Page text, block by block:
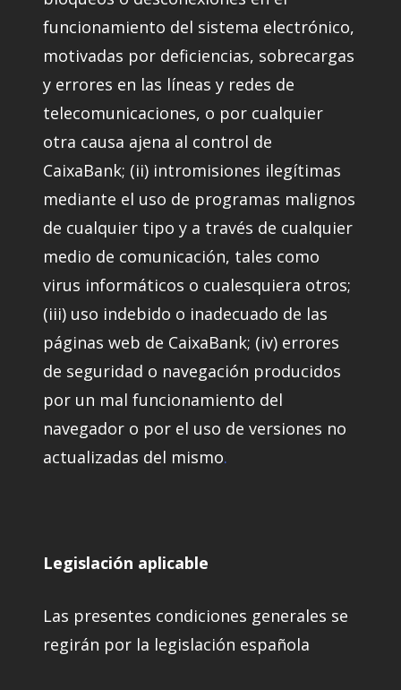
funcionamiento del sistema electrónico,
motivadas por deficiencias, sobrecargas
y errores en las líneas y redes de
telecomunicaciones, o por cualquier
otra causa ajena al control de
CaixaBank; (ii) intromisiones ilegítimas
mediante el uso de programas malignos
de cualquier tipo y a través de cualquier
medio de comunicación, tales como
virus informáticos o cualesquiera otros;
(iii) uso indebido o inadecuado de las
páginas web de CaixaBank; (iv) errores
de seguridad o navegación producidos
por un mal funcionamiento del
navegador o por el uso de versiones no
actualizadas del mismo.
Legislación aplicable
Las presentes condiciones generales se
regirán por la legislación española